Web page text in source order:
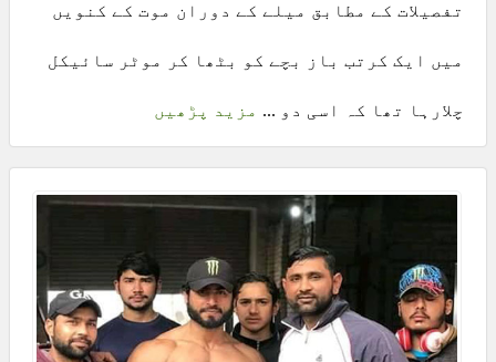
تفصیلات کے مطابق میلے کے دوران موت کے کنویں
میں ایک کرتب باز بچے کو بٹھا کر موٹر سائیکل
چلارہا تھا کہ اسی دو ... مزید پڑھیں